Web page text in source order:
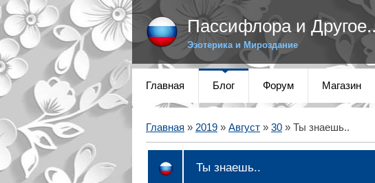
Пассифлора и
Эзотерика и Мироздание
Главная Блог Форум Магазин
Главная » 2019 » Август » 30 » Ты знаешь..
Ты знаешь..